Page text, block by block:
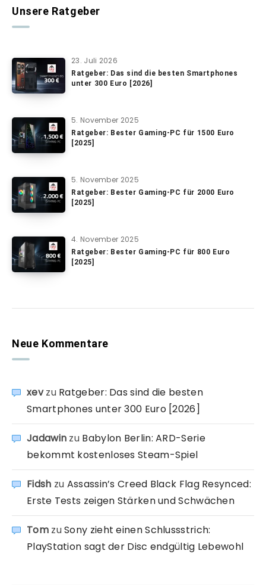
Unsere Ratgeber
23. Juli 2026
Ratgeber: Das sind die besten Smartphones
unter 300 Euro [2026]
5. November 2025
Ratgeber: Bester Gaming-PC für 1500 Euro
[2025]
5. November 2025
Ratgeber: Bester Gaming-PC für 2000 Euro
[2025]
4. November 2025
Ratgeber: Bester Gaming-PC für 800 Euro
[2025]
Neue Kommentare
xevzu Ratgeber: Das sind die besten
Smartphones unter 300 Euro [2026]
Jadawin zu Babylon Berlin: ARD-Serie
bekommt kostenloses Steam-Spiel
Fidsh zu Assassin’s Creed Black Flag Resynced:
Erste Tests zeigen Stärken und Schwächen
TomzuSony zieht einen Schlussstrich:
PlayStation sagt der Disc endgültig Lebewohl